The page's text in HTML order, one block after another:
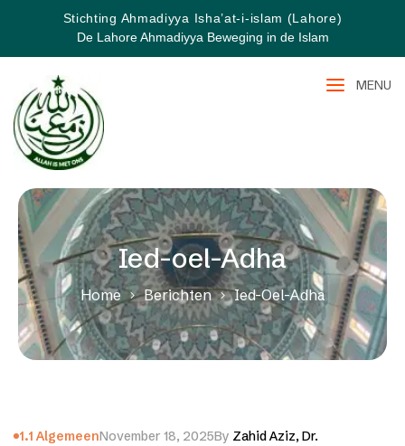
Stichting Ahmadiyya Isha’at-i-islam (Lahore)
De Lahore Ahmadiyya Beweging in de Islam
MENU
Ied-oel-Adha
Home Berichten Ied-Oel-Adha
1.1 AlgemeenNovember 18, 2025By Zahid Aziz, Dr.